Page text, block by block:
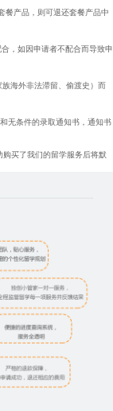
餐产品，则可退还套餐产品中
，如因申请者不配合而导致申
海外非法滞留、偷渡史）而
无条件的录取通知书，通知书
买了我们的留学服务后将默